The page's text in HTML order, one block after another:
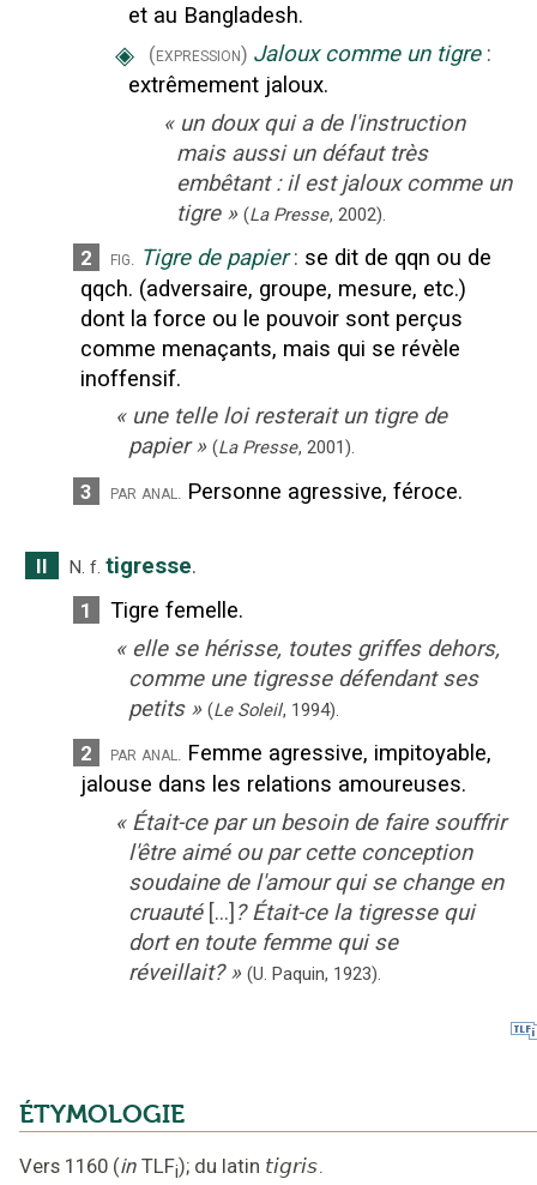
et au Bangladesh.
◈ (expression) Jaloux comme un tigre :
extrêmement jaloux.
« un doux qui a de l'instruction
mais aussi un défaut très
embêtant : il est jaloux comme un
tigre » (La Presse, 2002).
2 fig. Tigre de papier : se dit de qqn ou de
qqch. (adversaire, groupe, mesure, etc.)
dont la force ou le pouvoir sont perçus
comme menaçants, mais qui se révèle
inoffensif.
« une telle loi resterait un tigre de
papier » (La Presse, 2001).
3 par anal. Personne agressive, féroce.
II N. f. tigresse.
1
Tigre femelle.
« elle se hérisse, toutes griffes dehors,
comme une tigresse défendant ses
petits » (Le Soleil, 1994).
2 par anal. Femme agressive, impitoyable,
jalouse dans les relations amoureuses.
« Était-ce par un besoin de faire souffrir
l'être aimé ou par cette conception
soudaine de l'amour qui se change en
cruauté [...] ? Était-ce la tigresse qui
dort en toute femme qui se
réveillait? » (U. Paquin, 1923).
ÉTYMOLOGIE
Vers 1160 (in TLFi); du latin tigris.